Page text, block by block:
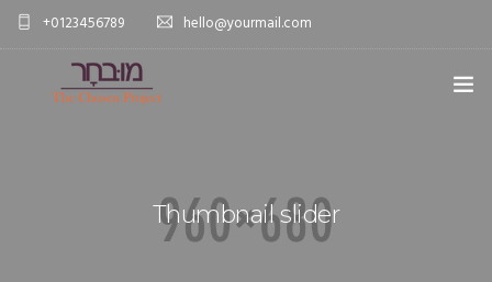
+0123456789 hello@yourmail.com
Thumbnail slider